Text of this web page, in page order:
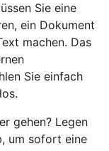
Sie eine
ein Dokument
machen. Das
Sie einfach
gehen? Legen
um sofort eine